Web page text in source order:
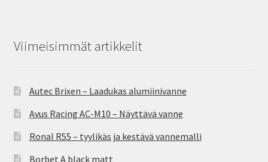
Viimeisimmät artikkelit
Autec Brixen – Laadukas alumiinivanne
Avus Racing AC-M10 – Näyttävä vanne
Ronal R55 – tyylikäs ja kestävä vannemalli
Borbet A black matt